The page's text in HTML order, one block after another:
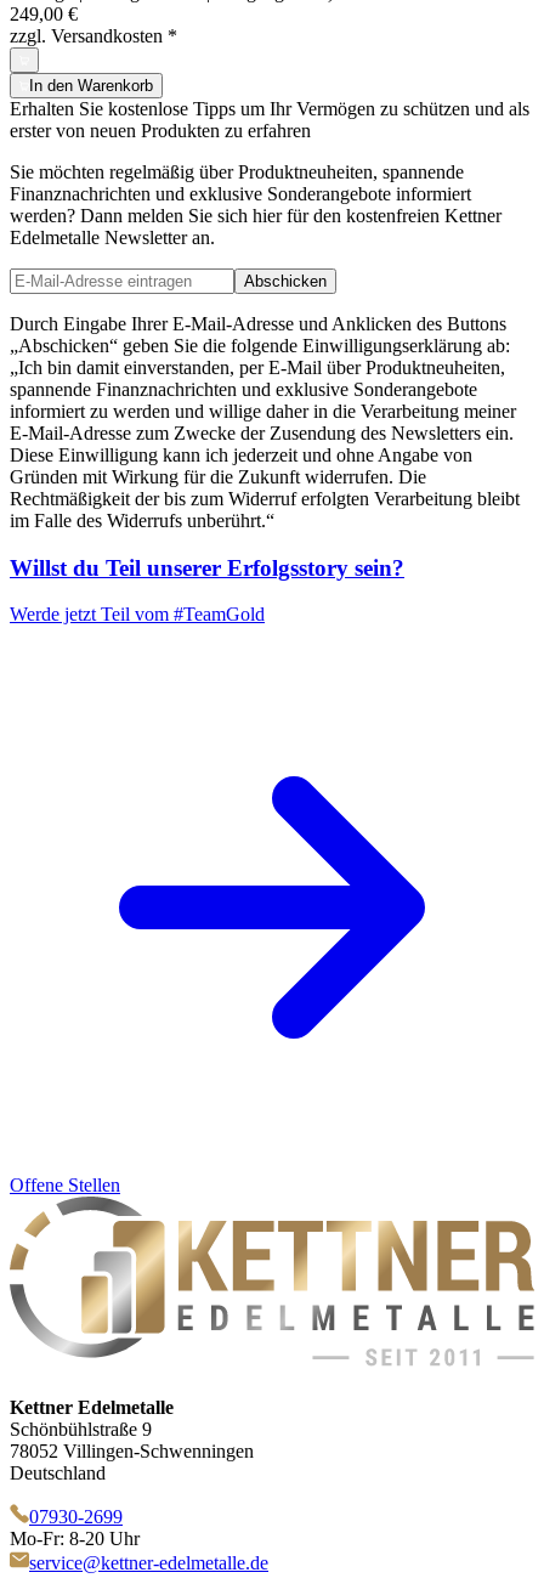
249,00 €
zzgl. Versandkosten *
In den Warenkorb
Erhalten Sie kostenlose Tipps um Ihr Vermögen zu schützen und als
erster von neuen Produkten zu erfahren
Sie möchten regelmäßig über Produktneuheiten, spannende
Finanznachrichten und exklusive Sonderangebote informiert
werden? Dann melden Sie sich hier für den kostenfreien Kettner
Edelmetalle Newsletter an.
Abschicken
Durch Eingabe Ihrer E-Mail-Adresse und Anklicken des Buttons
„Abschicken“ geben Sie die folgende Einwilligungserklärung ab:
„Ich bin damit einverstanden, per E-Mail über Produktneuheiten,
spannende Finanznachrichten und exklusive Sonderangebote
informiert zu werden und willige daher in die Verarbeitung meiner
E-Mail-Adresse zum Zwecke der Zusendung des Newsletters ein.
Diese Einwilligung kann ich jederzeit und ohne Angabe von
Gründen mit Wirkung für die Zukunft widerrufen. Die
Rechtmäßigkeit der bis zum Widerruf erfolgten Verarbeitung bleibt
im Falle des Widerrufs unberührt.“
Willst du Teil unserer Erfolgsstory sein?
Werde jetzt Teil vom #TeamGold
Offene Stellen
Kettner Edelmetalle
Schönbühlstraße 9
78052 Villingen-Schwenningen
Deutschland
07930-2699
Mo-Fr: 8-20 Uhr
service@kettner-edelmetalle.de